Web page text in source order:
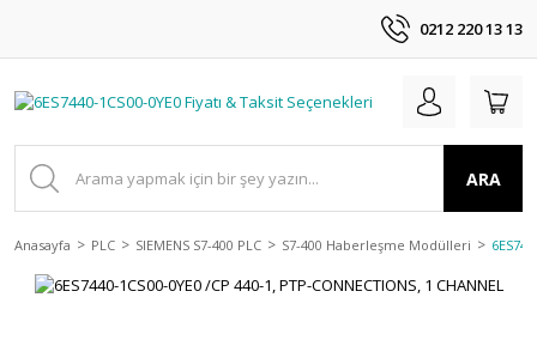
0212 220 13 13
ARA
Anasayfa PLC SIEMENS S7-400 PLC S7-400 Haberleşme Modülleri